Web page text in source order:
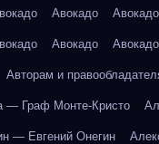
Авокадо Авокадо
Авокадо Авокадо
Авторам и
— Граф Монте-Кристо
— Евгений Онегин